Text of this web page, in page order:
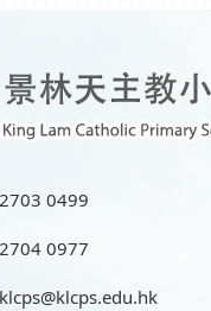
0499
0977